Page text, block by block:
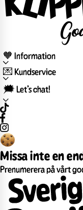
🧡 Information
💌 Kundservice
🗯️ Let’s chat!
Missa inte en
Prenumerera på vårt